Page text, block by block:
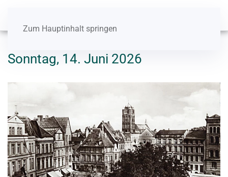
Zum Hauptinhalt springen
Sonntag, 14. Juni 2026